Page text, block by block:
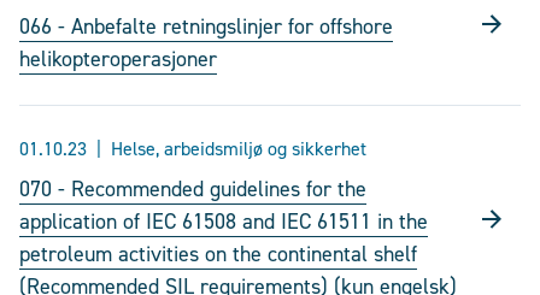
066 - Anbefalte retningslinjer for offshore
helikopteroperasjoner
01.10.23 Helse, arbeidsmiljø og sikkerhet
070 - Recommended guidelines for the
application of IEC 61508 and IEC 61511 in the
petroleum activities on the continental shelf
(Recommended SIL requirements) (kun engelsk)